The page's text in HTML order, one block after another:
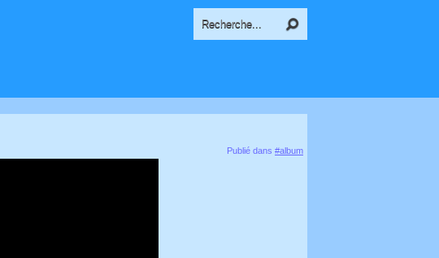
Publié dans #album